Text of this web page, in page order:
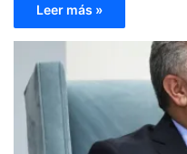
Leer más »